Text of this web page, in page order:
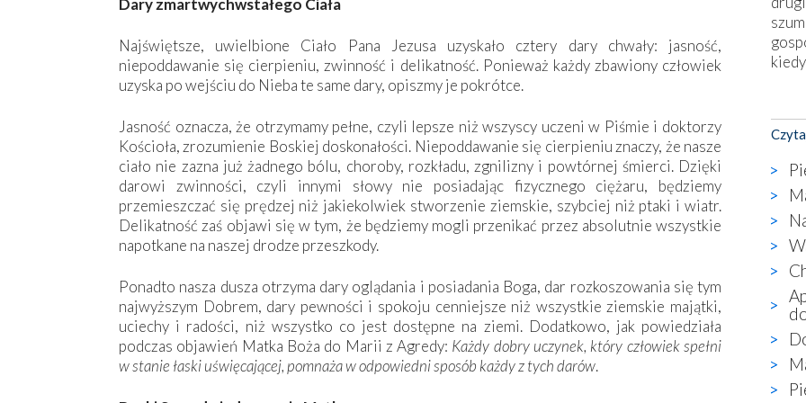
Dary zmartwychwstałego Ciała
Najświętsze, uwielbione Ciało Pana Jezusa uzyskało cztery dary chwały: jasność,
niepoddawanie się cierpieniu, zwinność i delikatność. Ponieważ każdy zbawiony człowiek
uzyska po wejściu do Nieba te same dary, opiszmy je pokrótce.
Jasność oznacza, że otrzymamy pełne, czyli lepsze niż wszyscy uczeni w Piśmie i doktorzy
Kościoła, zrozumienie Boskiej doskonałości. Niepoddawanie się cierpieniu znaczy, że nasze
ciało nie zazna już żadnego bólu, choroby, rozkładu, zgnilizny i powtórnej śmierci. Dzięki
darowi zwinności, czyli innymi słowy nie posiadając fizycznego ciężaru, będziemy
przemieszczać się prędzej niż jakiekolwiek stworzenie ziemskie, szybciej niż ptaki i wiatr.
Delikatność zaś objawi się w tym, że będziemy mogli przenikać przez absolutnie wszystkie
napotkane na naszej drodze przeszkody.
Ponadto nasza dusza otrzyma dary oglądania i posiadania Boga, dar rozkoszowania się tym
najwyższym Dobrem, dary pewności i spokoju cenniejsze niż wszystkie ziemskie majątki,
uciechy i radości, niż wszystko co jest dostępne na ziemi. Dodatkowo, jak powiedziała
podczas objawień Matka Boża do Marii z Agredy: Każdy dobry uczynek, który człowiek spełni
w stanie łaski uświęcającej, pomnaża w odpowiedni sposób każdy z tych darów.
co